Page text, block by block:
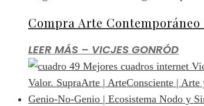
Compra Arte
LEER MÁS – VICJES GONRÓD